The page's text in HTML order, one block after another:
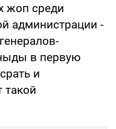
жоп среди
администрации -
в первую
и
такой